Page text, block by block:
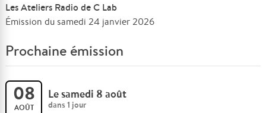
Les Ateliers Radio de C Lab
Émission du samedi 24 janvier 2026
Prochaine émission
08
AOÛT
Le samedi 8 août
dans 1 jour